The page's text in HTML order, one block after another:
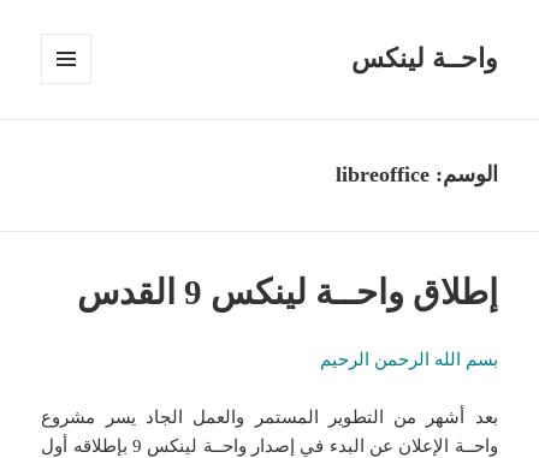
واحــة لينكس
الوسم:libreoffice
إطلاق واحــة لينكس 9 القدس
بسم الله الرحمن الرحيم
بعد أشهر من التطوير المستمر والعمل الجاد يسر مشروع
واحــة الإعلان عن البدء في إصدار واحــة لينكس 9 بإطلاقه أول